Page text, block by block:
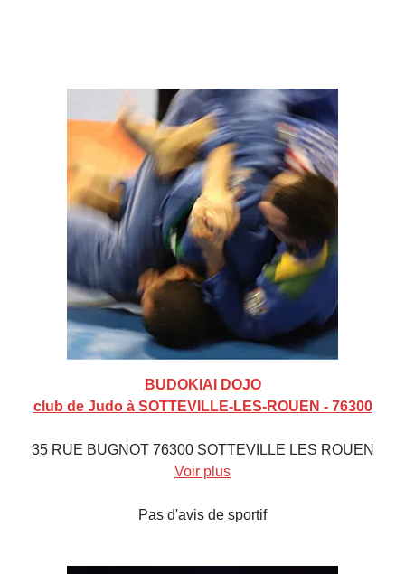
BUDOKIAI DOJO
club de Judo à SOTTEVILLE-LES-ROUEN - 76300
35 RUE BUGNOT 76300 SOTTEVILLE LES ROUEN
Voir plus
Pas d'avis de sportif